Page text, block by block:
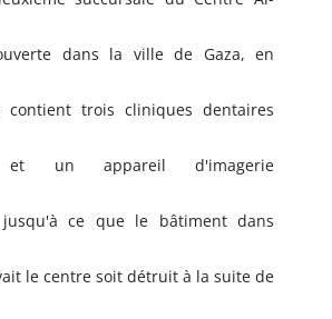
dans la ville de Gaza, en
contient trois cliniques dentaires
et un appareil d'imagerie
jusqu'à ce que le bâtiment dans
le centre soit détruit à la suite de